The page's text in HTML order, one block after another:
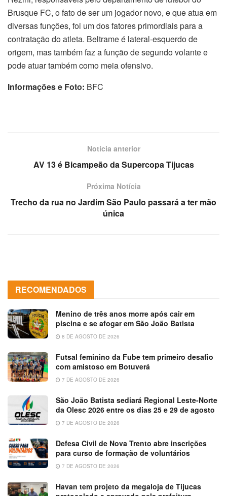
Brusque FC, o fato de ser um jogador novo, e que atua em
diversas funções, foi um dos fatores primordiais para a
contratação do atleta. Beltrame é lateral-esquerdo de
origem, mas também faz a função de segundo volante e
pode atuar também como meia ofensivo.
Informações e Foto: BFC
Notícia anterior
AV 13 é Bicampeão da Supercopa Tijucas
Próxima Notícia
Trecho da rua no Jardim São Paulo passará a ter mão
única
RECOMENDADOS
Menino de três anos morre após cair em
piscina e se afogar em São João Batista
8 DE AGOSTO DE 2026
Futsal feminino da Fube tem primeiro desafio
com amistoso em Botuverá
7 DE AGOSTO DE 2026
São João Batista sediará Regional Leste-Norte
da Olesc 2026 entre os dias 25 e 29 de agosto
7 DE AGOSTO DE 2026
Defesa Civil de Nova Trento abre inscrições
para curso de formação de voluntários
7 DE AGOSTO DE 2026
Havan tem projeto da megaloja de Tijucas